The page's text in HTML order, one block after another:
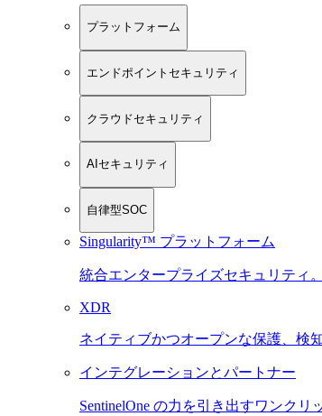
プラットフォーム
エンドポイントセキュリティ
クラウドセキュリティ
AIセキュリティ
自律型SOC
Singularity™ プラットフォーム
統合エンタープライズセキュリティ
XDR
ネイティブかつオープンな保護、検
インテグレーションとパートナー
SentinelOne の力を引き出すワンクリ